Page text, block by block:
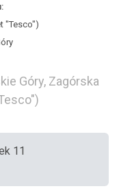
"Tesco")
Góry, Zagórska
11